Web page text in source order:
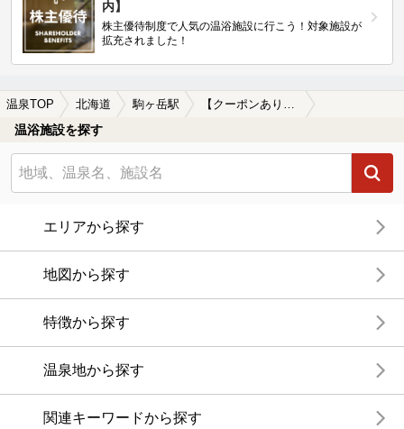
内】
株主優待制度で人気の温浴施設に行こう！対象施設が
拡充されました！
温泉TOP 北海道 駒ヶ岳駅
温浴施設を探す
エリアから探す
地図から探す
特徴から探す
温泉地から探す
関連キーワードから探す